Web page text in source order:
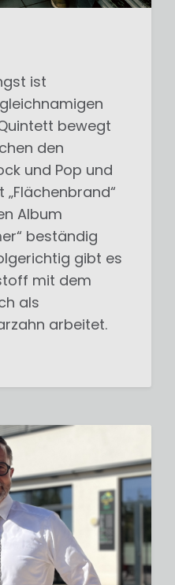
ist
bewegt
den
und Pop und
Album
beständig
gibt es
mit dem
als
arbeitet.